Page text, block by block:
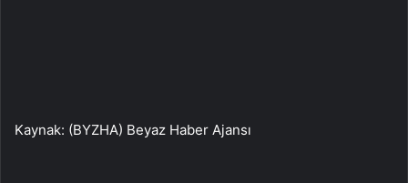
Kaynak: (BYZHA) Beyaz Haber Ajansı